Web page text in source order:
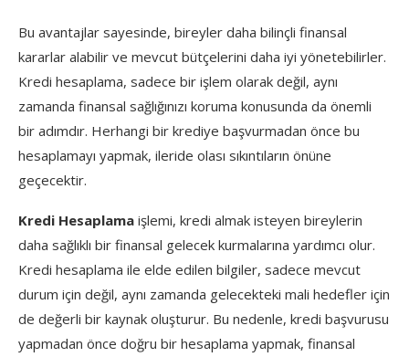
Bu avantajlar sayesinde, bireyler daha bilinçli finansal
kararlar alabilir ve mevcut bütçelerini daha iyi yönetebilirler.
Kredi hesaplama, sadece bir işlem olarak değil, aynı
zamanda finansal sağlığınızı koruma konusunda da önemli
bir adımdır. Herhangi bir krediye başvurmadan önce bu
hesaplamayı yapmak, ileride olası sıkıntıların önüne
geçecektir.
Kredi Hesaplama işlemi, kredi almak isteyen bireylerin
daha sağlıklı bir finansal gelecek kurmalarına yardımcı olur.
Kredi hesaplama ile elde edilen bilgiler, sadece mevcut
durum için değil, aynı zamanda gelecekteki mali hedefler için
de değerli bir kaynak oluşturur. Bu nedenle, kredi başvurusu
yapmadan önce doğru bir hesaplama yapmak, finansal